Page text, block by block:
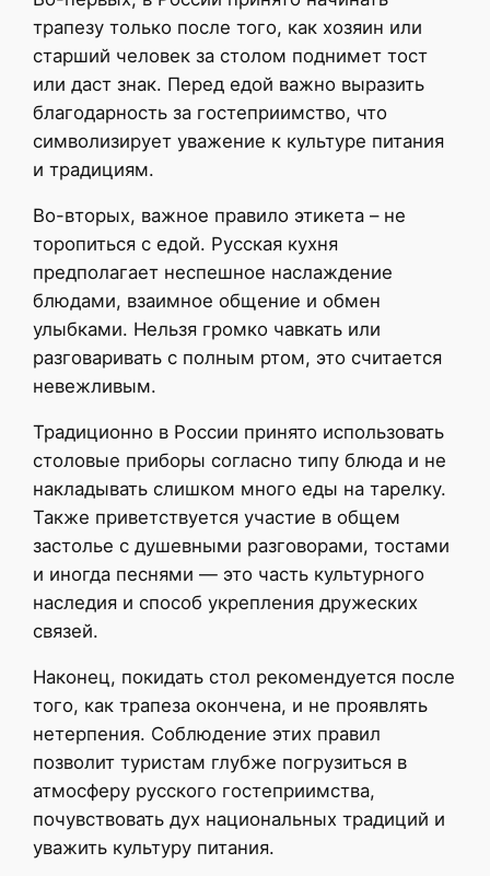
трапезу только после того, как хозяин или
старший человек за столом поднимет тост
или даст знак. Перед едой важно выразить
благодарность за гостеприимство, что
символизирует уважение к культуре питания
и традициям.
Во-вторых, важное правило этикета – не
торопиться с едой. Русская кухня
предполагает неспешное наслаждение
блюдами, взаимное общение и обмен
улыбками. Нельзя громко чавкать или
разговаривать с полным ртом, это считается
невежливым.
Традиционно в России принято использовать
столовые приборы согласно типу блюда и не
накладывать слишком много еды на тарелку.
Также приветствуется участие в общем
застолье с душевными разговорами, тостами
и иногда песнями — это часть культурного
наследия и способ укрепления дружеских
связей.
Наконец, покидать стол рекомендуется после
того, как трапеза окончена, и не проявлять
нетерпения. Соблюдение этих правил
позволит туристам глубже погрузиться в
атмосферу русского гостеприимства,
почувствовать дух национальных традиций и
уважить культуру питания.